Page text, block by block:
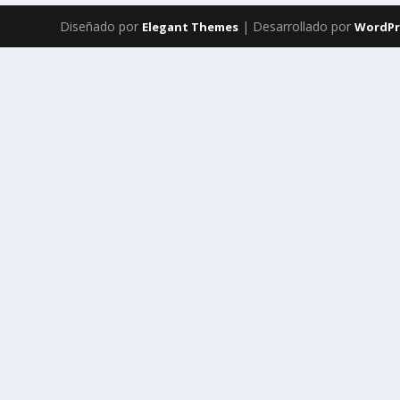
Diseñado por Elegant Themes | Desarrollado por